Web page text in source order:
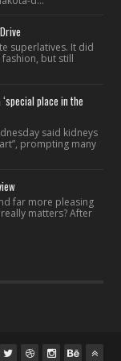
superlatives. It did
but still
place in the
said kidneys
prompting many
far more pleasing
matters? After